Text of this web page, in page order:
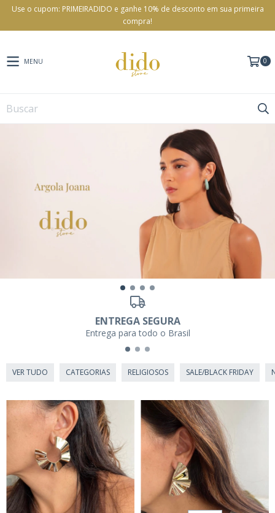
Use o cupom: PRIMEIRADIDO e ganhe 10% de desconto em sua primeira
compra!
MENU 0
ENTREGA SEGURA
Entrega para todo o Brasil
VER TUDO CATEGORIAS RELIGIOSOS SALE/BLACK FRIDAY